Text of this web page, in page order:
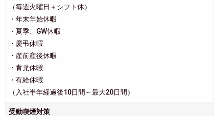
（毎週火曜日＋シフト休）
・年末年始休暇
・夏季、GW休暇
・慶弔休暇
・産前産後休暇
・育児休暇
・有給休暇
（入社半年経過後10日間～最大20日間）
受動喫煙対策